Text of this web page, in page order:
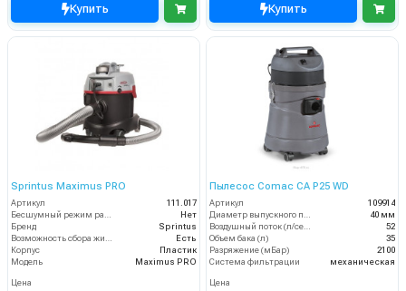
Купить Купить
Sprintus Maximus PRO
Артикул
111.017
Нет
Бренд
Sprintus
Есть
Корпус
Пластик
Модель
Maximus PRO
Цена
Пылесос Comac CA P25 WD
Артикул
109914
40 мм
52
Объем бака (л)
35
Разряжение (мБар)
2100
Система фильтрации
механическая
Цена